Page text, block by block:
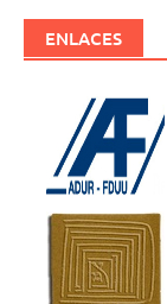
ENLACES